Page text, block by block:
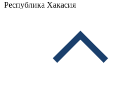
Республика Хакасия